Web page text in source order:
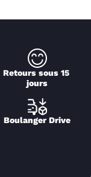
Retours sous 15
jours
Boulanger Drive